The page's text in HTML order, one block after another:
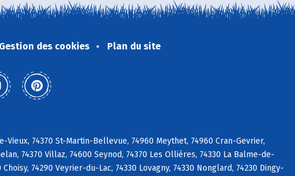
Gestion des cookies Plan du site
Vieux, 74370 St-Martin-Bellevue, 74960 Meythet, 74960 Cran-Gevrier,
74370 Villaz, 74600 Seynod, 74370 Les Ollières, 74330 La Balme-de-
74290 Veyrier-du-Lac, 74330 Lovagny, 74330 Nonglard, 74230 Dingy-